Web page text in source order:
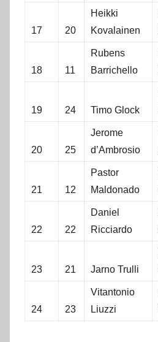
17 20
Heikki
Kovalainen
18 11
Rubens
Barrichello
19 24 Timo Glock
20 25
Jerome
d’Ambrosio
21 12
Pastor
Maldonado
22 22
Daniel
Ricciardo
23 21 Jarno Trulli
24 23
Vitantonio
Liuzzi